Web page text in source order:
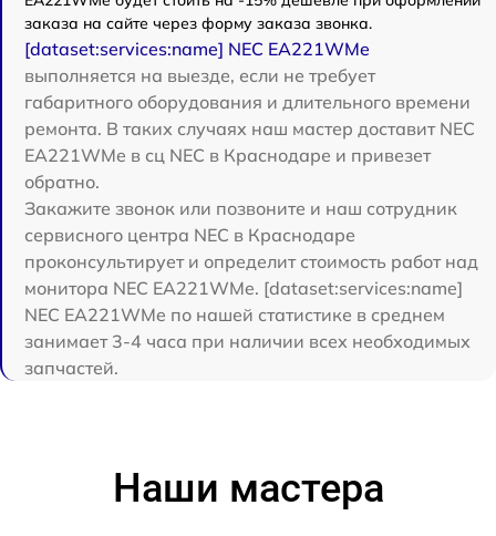
заказа на сайте через форму заказа звонка.
[dataset:services:name] NEC EA221WMe
выполняется на выезде, если не требует
габаритного оборудования и длительного времени
ремонта. В таких случаях наш мастер доставит NEC
EA221WMe в сц NEC в Краснодаре и привезет
обратно.
Закажите звонок или позвоните и наш сотрудник
сервисного центра NEC в Краснодаре
проконсультирует и определит стоимость работ над
монитора NEC EA221WMe. [dataset:services:name]
NEC EA221WMe по нашей статистике в среднем
занимает 3-4 часа при наличии всех необходимых
запчастей.
Наши мастера